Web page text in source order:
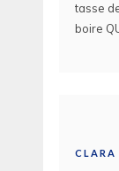
tasse
boire
CLARA